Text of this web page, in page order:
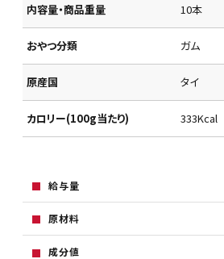
内容量・商品重量 10本
おやつ分類 ガム
原産国 タイ
カロリー(100g当たり) 333Kcal
給与量
原材料
成分値